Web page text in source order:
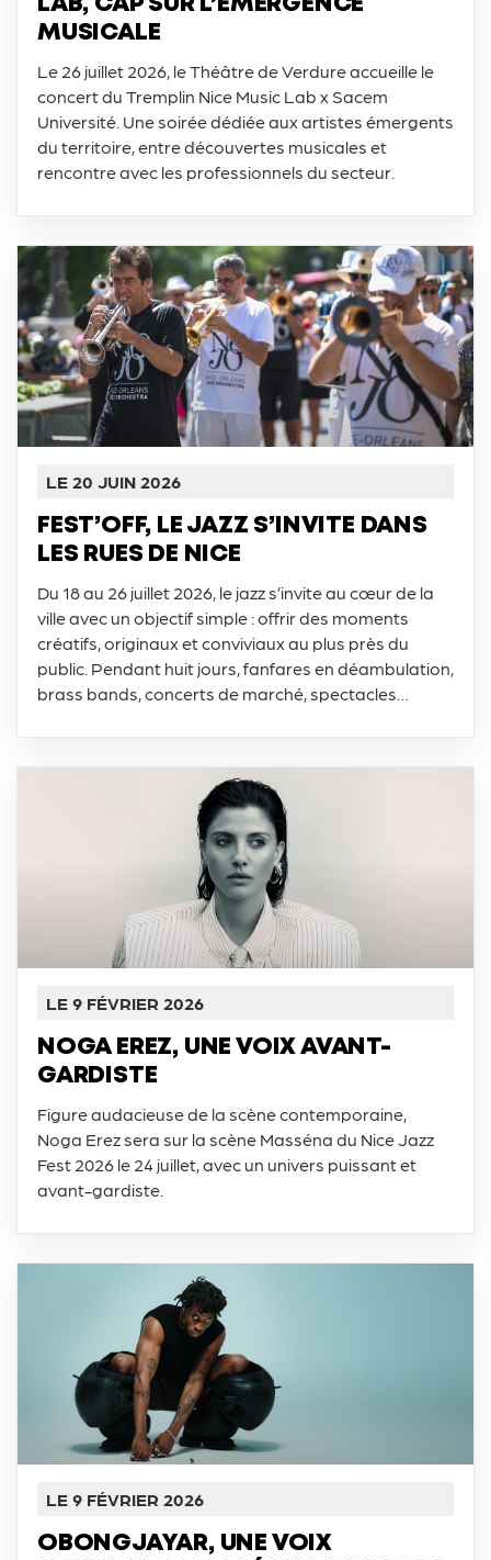
LAB, CAP SUR L’ÉMERGENCE
MUSICALE
Le 26 juillet 2026, le Théâtre de Verdure accueille le
concert du Tremplin Nice Music Lab x Sacem
Université. Une soirée dédiée aux artistes émergents
du territoire, entre découvertes musicales et
rencontre avec les professionnels du secteur.
LE 20 JUIN 2026
FEST’OFF, LE JAZZ S’INVITE DANS
LES RUES DE NICE
Du 18 au 26 juillet 2026, le jazz s’invite au cœur de la
ville avec un objectif simple : offrir des moments
créatifs, originaux et conviviaux au plus près du
public. Pendant huit jours, fanfares en déambulation,
brass bands, concerts de marché, spectacles
LE 9 FÉVRIER 2026
NOGA EREZ, UNE VOIX AVANT-
GARDISTE
Figure audacieuse de la scène contemporaine,
Noga Erez sera sur la scène Masséna du Nice Jazz
Fest 2026 le 24 juillet, avec un univers puissant et
avant-gardiste.
LE 9 FÉVRIER 2026
OBONGJAYAR, UNE VOIX